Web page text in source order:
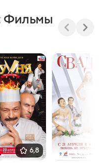
Фильмы
6,8